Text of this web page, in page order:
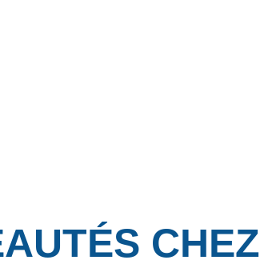
CHEZ